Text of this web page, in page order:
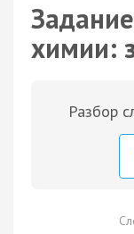
химии:
Разбор